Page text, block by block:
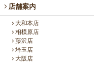
店舗案内
大和本店
相模原店
藤沢店
埼玉店
大阪店